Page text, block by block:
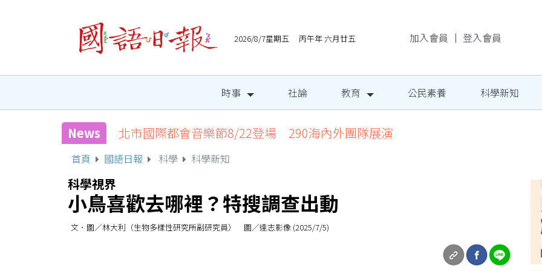
2026/8/7星期五 丙午年 六月廿五 加入會員 ｜ 登入會員
時事 社論 教育 公民素養 科學新知
News 北市國際都會音樂節8/22登場 290海內外團隊展演
首頁 國語日報 科學 科學新知
科學視界
小鳥喜歡去哪裡？特搜調查出動
文．圖／林大利（生物多樣性研究所副研究員） 圖／達志影像 (2025/7/5)